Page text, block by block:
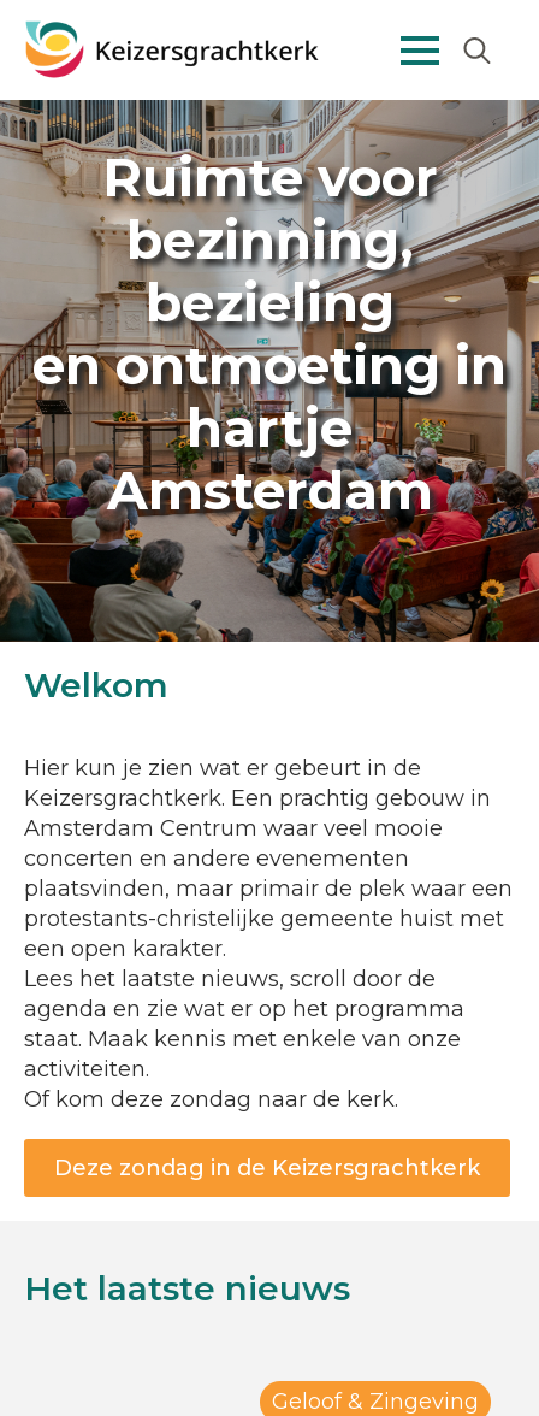
Search
for:
Ruimte voor
bezinning,
bezieling
en ontmoeting in
hartje
Amsterdam
Welkom
Hier kun je zien wat er gebeurt in de
Keizersgrachtkerk. Een prachtig gebouw in
Amsterdam Centrum waar veel mooie
concerten en andere evenementen
plaatsvinden, maar primair de plek waar een
protestants-christelijke gemeente huist met
een open karakter.
Lees het laatste nieuws, scroll door de
agenda en zie wat er op het programma
staat. Maak kennis met enkele van onze
activiteiten.
Of kom deze zondag naar de kerk.
Deze zondag in de Keizersgrachtkerk
Het laatste nieuws
Geloof & Zingeving